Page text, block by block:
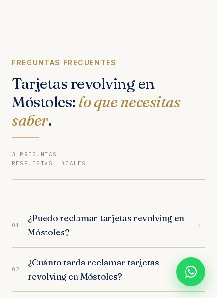
PREGUNTAS FRECUENTES
Tarjetas revolving en
Móstoles: lo que necesitas
saber.
3 PREGUNTAS
RESPUESTAS LOCALES
01
¿Puedo reclamar tarjetas revolving en
Móstoles?
+
especialistas en tarjetas revolving. Analizamos tu
caso gratuitamente y trabajamos orientados a
resultados. Los juzgados de Móstoles tienen
02
¿Cuánto tarda reclamar tarjetas
revolving en Móstoles?